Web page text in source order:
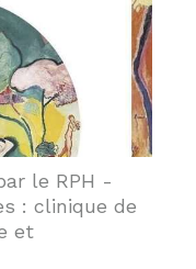
le RPH -
: clinique de
et